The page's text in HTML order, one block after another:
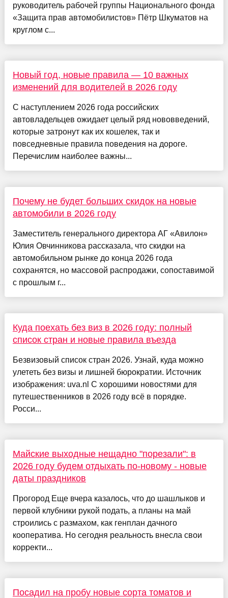
руководитель рабочей группы Национального фонда
«Защита прав автомобилистов» Пётр Шкуматов на
круглом с...
Новый год, новые правила — 10 важных
изменений для водителей в 2026 году
С наступлением 2026 года российских
автовладельцев ожидает целый ряд нововведений,
которые затронут как их кошелек, так и
повседневные правила поведения на дороге.
Перечислим наиболее важны...
Почему не будет больших скидок на новые
автомобили в 2026 году
Заместитель генерального директора АГ «Авилон»
Юлия Овчинникова рассказала, что скидки на
автомобильном рынке до конца 2026 года
сохранятся, но массовой распродажи, сопоставимой
с прошлым г...
Куда поехать без виз в 2026 году: полный
список стран и новые правила въезда
Безвизовый список стран 2026. Узнай, куда можно
улететь без визы и лишней бюрократии. Источник
изображения: uva.nl С хорошими новостями для
путешественников в 2026 году всё в порядке.
Росси...
Майские выходные нещадно "порезали": в
2026 году будем отдыхать по-новому - новые
даты праздников
Прогород Еще вчера казалось, что до шашлыков и
первой клубники рукой подать, а планы на май
строились с размахом, как генплан дачного
кооператива. Но сегодня реальность внесла свои
корректи...
Посадил на пробу новые сорта томатов и